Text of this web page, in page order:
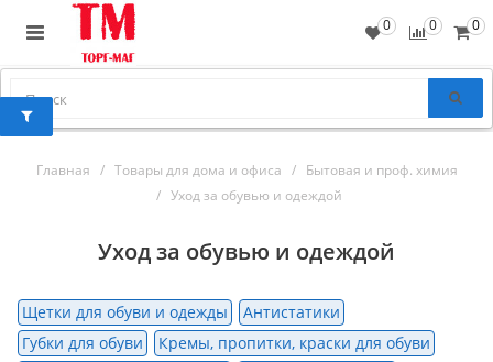
0
0
0
Главная Товары для дома и офиса
Бытовая и проф. химия
Уход за обувью и одеждой
Уход за обувью и одеждой
Щетки для обуви и одежды
Антистатики
Губки для обуви
Кремы, пропитки, краски для обуви